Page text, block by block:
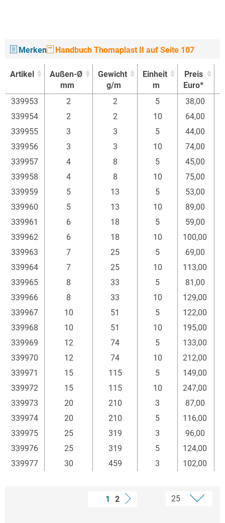
Merken Handbuch Thomaplast II auf Seite 107
Artikel
Außen-Ø
mm
Gewicht
g/m
Einheit
m
Preis
Euro*
Artikel
Außen-Ø
Gewicht
Einheit
Preis
339953 2 2 5
38,00
339954
2 2 10
64,00
339955
3 3 5
44,00
339956
3 3 10
74,00
339957
4 8 5
45,00
339958
4 8 10
75,00
339959
5 13 5
53,00
339960
5 13 10
89,00
339961
6 18 5
59,00
339962
6 18 10
100,00
339963
7 25 5
69,00
339964
7 25 10
113,00
339965
8 33 5
81,00
339966
8 33 10
129,00
339967
10 51 5
122,00
339968
10 51 10
195,00
339969
12 74 5
133,00
339970
12 74 10
212,00
339971
15 115 5
149,00
339972
15 115 10
247,00
339973
20 210 3
87,00
339974
20 210 5
116,00
339975
25 319 3
96,00
339976
25 319 5
124,00
339977
30 459 3 102,00
1 2